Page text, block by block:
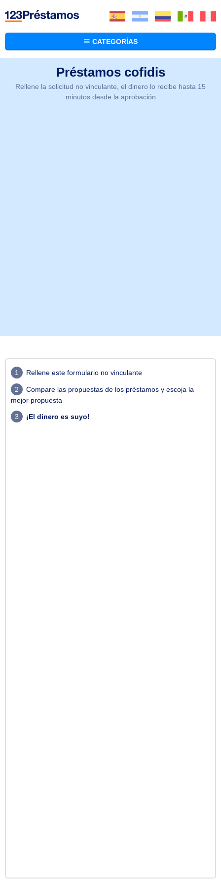
CATEGORÍAS
Préstamos cofidis
Rellene la solicitud no vinculante, el dinero lo recibe hasta 15
minutos desde la aprobación
1 Rellene este formulario no vinculante
2
Compare las propuestas de los préstamos y escoja la
mejor propuesta
3 ¡El dinero es suyo!